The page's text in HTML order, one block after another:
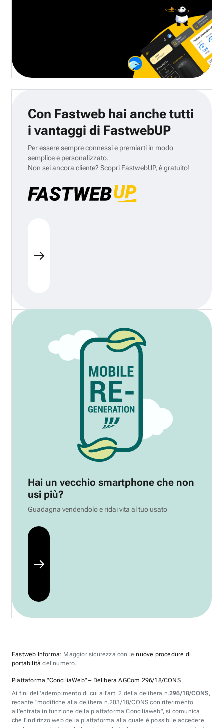
Con Fastweb hai anche tutti
i vantaggi di FastwebUP
Per essere sempre connessi e premiarti in modo
semplice e personalizzato.
Non sei ancora cliente? Scopri FastwebUP, è gratuito!
Hai un vecchio smartphone che non
usi più?
Guadagna vendendolo e ridai vita al tuo usato
Fastweb Informa: Maggior sicurezza con lenuove procedure di
portabilità del numero.
Piattaforma "ConciliaWeb" – Delibera AGCom 296/18/CONS
Ai fini dell'adempimento di cui all'art. 2 della delibera n.296/18/CONS,
recante "modifiche alla delibera n.203/18/CONS con riferimento
all'entrata in funzione della piattaforma Conciliaweb", si comunica
che l'indirizzo web della piattaforma alla quale è possibile accedere